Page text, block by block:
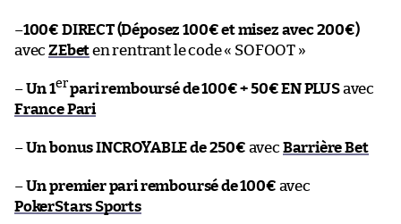
–100€ DIRECT (Déposez 100€ et misez avec 200€)
avecZEbeten rentrant le code « SOFOOT »
–Un 1erpari remboursé de 100€ + 50€ EN PLUSavec
France Pari
–Un bonus INCROYABLE de 250€ avec Barrière Bet
–Un premier pari remboursé de 100€ avec
PokerStars Sports